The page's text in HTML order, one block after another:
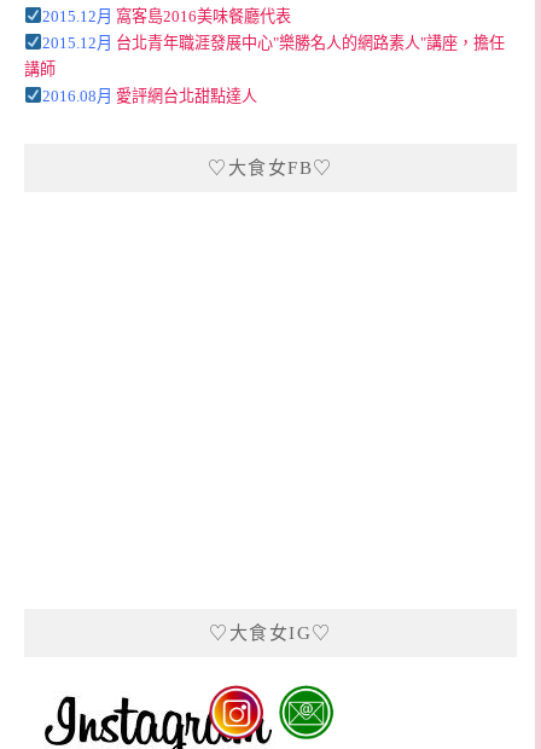
2015.12月 窩客島2016美味餐廳代表
2015.12月 台北青年職涯發展中心"樂勝名人的網路素人"講座，擔任
講師
2016.08月 愛評網台北甜點達人
♡大食女FB♡
♡大食女IG♡